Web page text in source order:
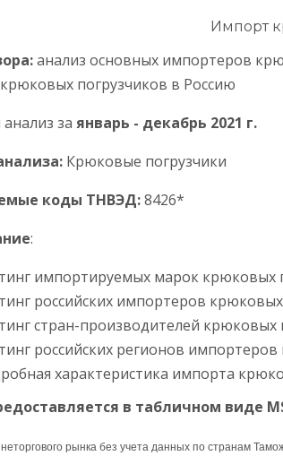
Импорт
анализ основных импортеров
погрузчиков в Россию
за январь - декабрь 2021 г.
Крюковые погрузчики
коды ТНВЭД:8426*
:
импортируемых марок крюковых
российских импортеров
стран-производителей
российских регионов
характеристика импорта
в табличном виде
рынка без учета данных по странам